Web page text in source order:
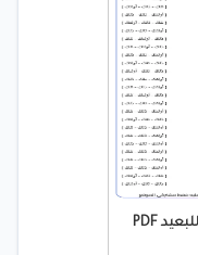
أوراق عمل أسماء الاشارة للبعيد PDF